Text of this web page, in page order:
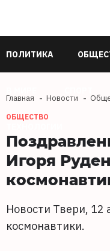
ПОЛИТИКА
Главная Новости
ОБЩЕСТВО
Игоря
Новости Твери, 12
космонавтики.